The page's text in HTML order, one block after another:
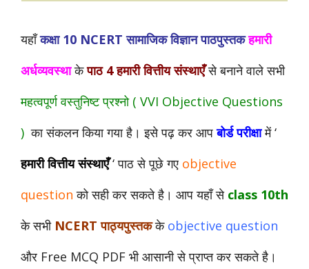
यहाँकक्षा 10 NCERT सामाजिक विज्ञान पाठपुस्तकहमारी
अर्धव्यवस्थाकेपाठ 4 हमारी वित्तीय संस्थाएँ से बनाने वाले सभी
महत्वपूर्ण वस्तुनिष्ट प्रश्नो ( VVI Objective Questions
) का संकलन किया गया है। इसे पढ़ कर आपबोर्ड परीक्षामें ‘
हमारी वित्तीय संस्थाएँ‘ पाठ से पूछे गए objective
question को सही कर सकते है। आप यहाँ से class 10th
के सभी NCERT पाठ्यपुस्तकके objective question
और Free MCQ PDF भी आसानी से प्राप्त कर सकते है।